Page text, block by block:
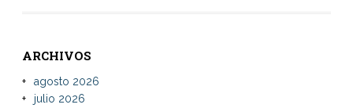
ARCHIVOS
agosto 2026
julio 2026